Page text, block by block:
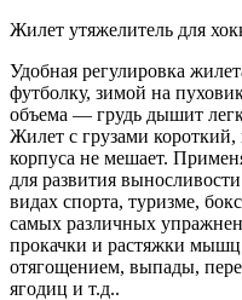
Жилет утяжелитель для
Удобная регулировка
футболку, зимой на
объема — грудь дышит
Жилет с грузами
корпуса не мешает.
для развития
видах спорта, туризме,
самых различных
прокачки и растяжки
отягощением, выпады,
ягодиц и т.д..